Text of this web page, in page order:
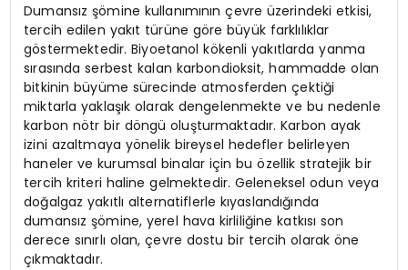
Dumansız şömine kullanımının çevre üzerindeki etkisi,
tercih edilen yakıt türüne göre büyük farklılıklar
göstermektedir. Biyoetanol kökenli yakıtlarda yanma
sırasında serbest kalan karbondioksit, hammadde olan
bitkinin büyüme sürecinde atmosferden çektiği
miktarla yaklaşık olarak dengelenmekte ve bu nedenle
karbon nötr bir döngü oluşturmaktadır. Karbon ayak
izini azaltmaya yönelik bireysel hedefler belirleyen
haneler ve kurumsal binalar için bu özellik stratejik bir
tercih kriteri haline gelmektedir. Geleneksel odun veya
doğalgaz yakıtlı alternatiflerle kıyaslandığında
dumansız şömine, yerel hava kirliliğine katkısı son
derece sınırlı olan, çevre dostu bir tercih olarak öne
çıkmaktadır.